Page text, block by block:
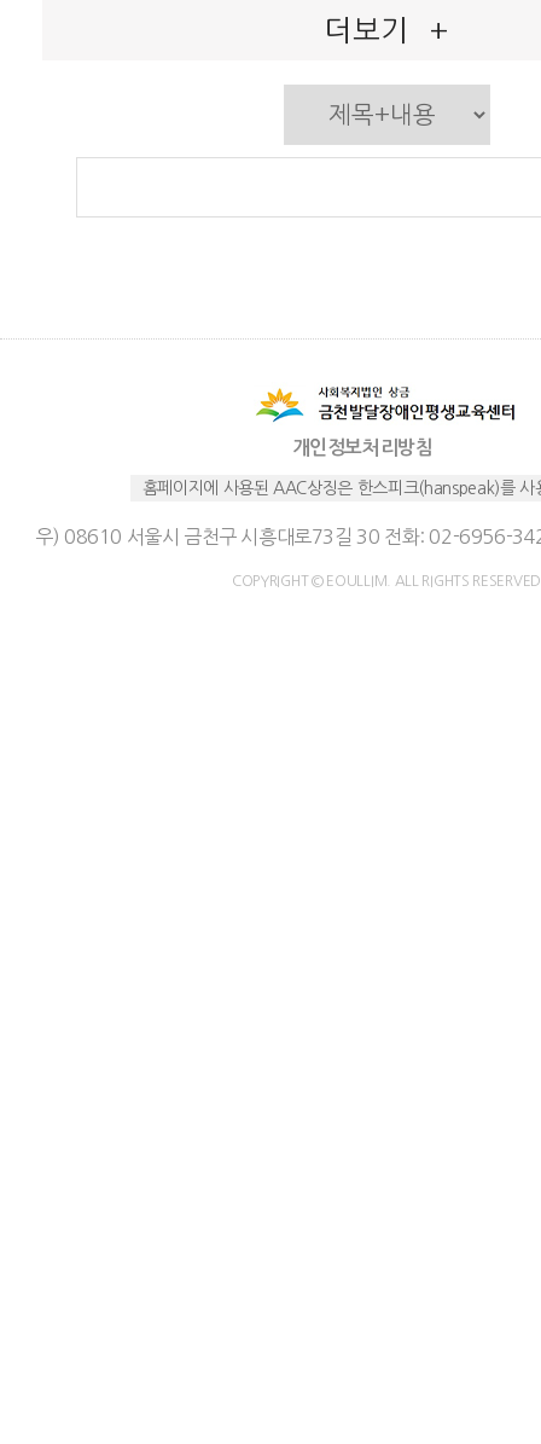
더보기 +
개인정보처리방침
홈페이지에 사용된 AAC상징은 한스피크(hanspeak)를 사
우) 08610 서울시 금천구 시흥대로73길 30 전화: 02-6956-
COPYRIGHT © EOULLIM. ALL RIGHTS RESERVED